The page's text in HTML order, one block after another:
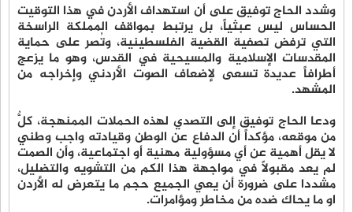
وشدد الحاج توفيق على أن استهداف الأردن في هذا التوقيت
الحساس ليس عبثياً، بل يرتبط بمواقف المملكة الراسخة
التي ترفض تصفية القضية الفلسطينية، وتُصر على حماية
المقدسات الإسلامية والمسيحية في القدس، وهو ما يزعج
أطرافاً عديدة تسعى لإضعاف الصوت الأردني وإخراجه من
المشهد.
ودعا الحاج توفيق إلى التصدي لهذه الحملات الممنهجة، كلٌّ
من موقعه، مؤكداً أن الدفاع عن الوطن وقيادته واجب وطني
لا يقل أهمية عن أي مسؤولية مهنية أو اجتماعية، وأن الصمت
لم يعد مقبولاً في مواجهة هذا الكم من التشويه والتضليل،
مشددا على ضرورة أن يعي الجميع حجم ما يتعرض له الأردن
او ما يحاك ضده من مخاطر ومؤامرات.